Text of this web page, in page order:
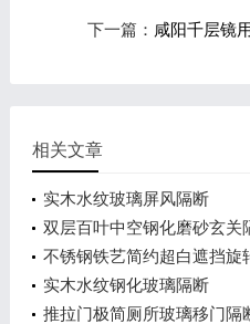
下一篇： 咸阳千层镜
相关文章
实木水纹玻璃屏风隔断
双层百叶中空钢化磨砂玄关
不锈钢铁艺简约超白遮挡旋
实木水纹钢化玻璃隔断
推拉门极简厕所玻璃移门隔